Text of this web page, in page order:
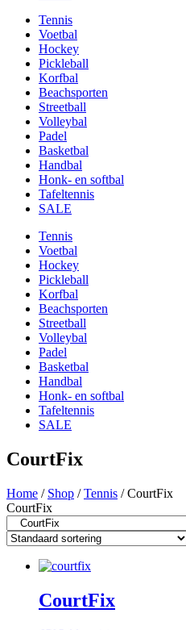
Tennis
Voetbal
Hockey
Pickleball
Korfbal
Beachsporten
Streetball
Volleybal
Padel
Basketbal
Handbal
Honk- en softbal
Tafeltennis
SALE
Tennis
Voetbal
Hockey
Pickleball
Korfbal
Beachsporten
Streetball
Volleybal
Padel
Basketbal
Handbal
Honk- en softbal
Tafeltennis
SALE
CourtFix
Home / Shop /Tennis / CourtFix
CourtFix
CourtFix